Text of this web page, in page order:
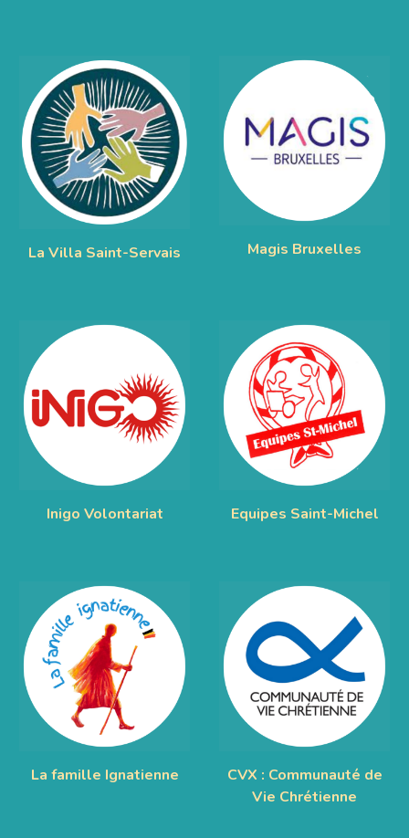
La Villa Saint-Servais Magis Bruxelles
Inigo Volontariat Equipes Saint-Michel
La famille Ignatienne
CVX : Communauté de
Vie Chrétienne